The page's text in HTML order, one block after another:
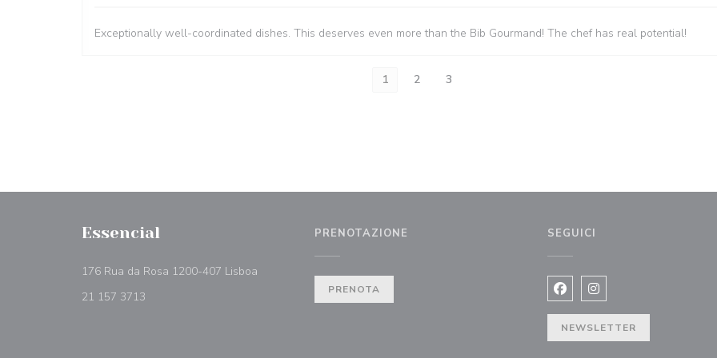
Exceptionally well-coordinated dishes. This deserves even more than the Bib Gourmand! The chef has real potential!
1 2 3
Essencial
176 Rua da Rosa 1200-407 Lisboa
21 157 3713
PRENOTAZIONE
PRENOTA
SEGUICI
Facebook ((apre una nuova
Instagram ((apre una
NEWSLETTER